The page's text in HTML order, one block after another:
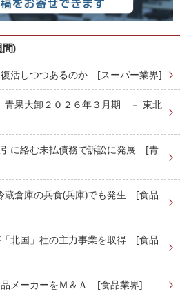
)
復活しつつあるのか [スーパー業界]
青果大卸２０２６年３月期 － 東北
引に絡む未払債務で訴訟に発展 [青
蔵倉庫の兵食(兵庫)でも発生 [食品
北国」社の主力事業を取得 [食品
品メーカーをＭ＆Ａ [食品業界]